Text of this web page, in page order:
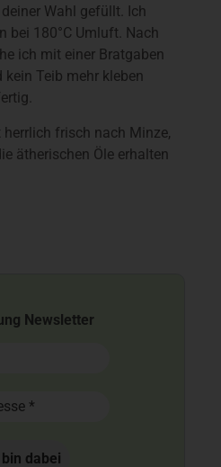
Wahl gefüllt. Ich
bei 180°C Umluft. Nach
ich mit einer Bratgaben
Teib mehr kleben
herrlich frisch nach Minze,
ätherischen Öle erhalten
Newsletter